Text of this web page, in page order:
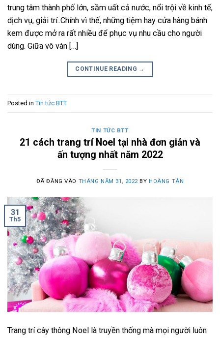
trung tâm thành phố lớn, sầm uất cả nước, nổi trội về kinh tế,
dịch vụ, giải trí..Chính vì thế, những tiệm hay cửa hàng bánh
kem được mở ra rất nhiều để phục vụ nhu cầu cho người
dùng. Giữa vô vàn […]
CONTINUE READING →
Posted inTin tức BTT
TIN TỨC BTT
21 cách trang trí Noel tại nhà đơn giản và
ấn tượng nhất năm 2022
ĐÃ ĐĂNG VÀO THÁNG NĂM 31, 2022BYHOÀNG TÂN
31
Th5
Trang trí cây thông Noel là truyền thống mà mọi người luôn